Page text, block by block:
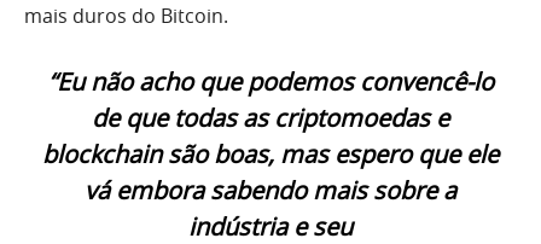
mais duros do Bitcoin.
“Eu não acho que podemos convencê-lo
de que todas as criptomoedas e
blockchain são boas, mas espero que ele
vá embora sabendo mais sobre a
indústria e seu